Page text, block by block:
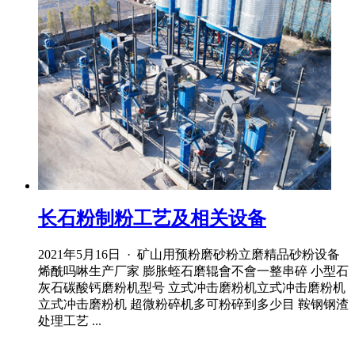
长石粉制粉工艺及相关设备
2021年5月16日 · 矿山用预粉磨砂粉立磨精品砂粉设备
烯酰吗啉生产厂家 膨胀蛭石磨辊會不會一整串碎 小型石
灰石碳酸钙磨粉机型号 立式冲击磨粉机立式冲击磨粉机
立式冲击磨粉机 超微粉碎机多可粉碎到多少目 鞍钢钢渣
处理工艺 ...